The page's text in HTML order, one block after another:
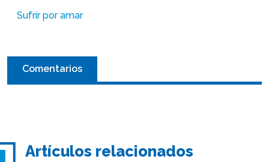
Sufrir por amar
Comentarios
Artículos relacionados